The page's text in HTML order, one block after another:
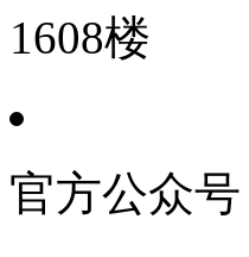
1608楼
官方公众号